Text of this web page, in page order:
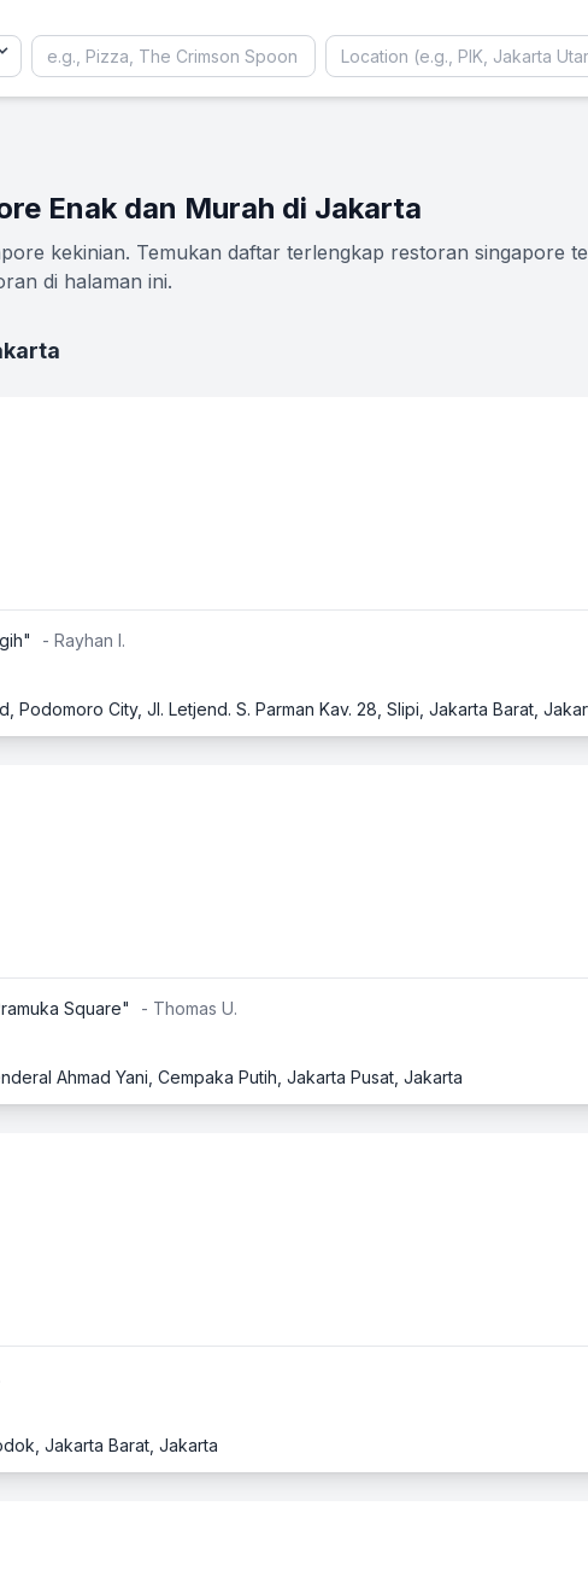
Enak dan Murah di Jakarta
kekinian. Temukan daftar terlengkap restoran singapore
di halaman ini.
- Rayhan I.
Podomoro City, Jl. Letjend. S. Parman Kav. 28, Slipi, Jakarta Barat,
Square"
- Thomas U.
Ahmad Yani, Cempaka Putih, Jakarta Pusat, Jakarta
Jakarta Barat, Jakarta